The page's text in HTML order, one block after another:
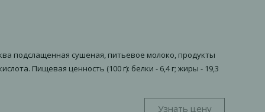
подслащенная сушеная, питьевое молоко, продукты
Пищевая ценность (100 г): белки - 6,4 г; жиры - 19,3
Узнать цену